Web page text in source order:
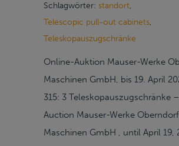
Schlagwörter: standort,
Telescopic pull-out cabinets,
Teleskopauszugschränke
Online-Auktion Mauser-Werke
Maschinen GmbH, bis 19. April
315: 3 Teleskopauszugschränke
Auction Mauser-Werke Oberndorf
Maschinen GmbH , until April 19,